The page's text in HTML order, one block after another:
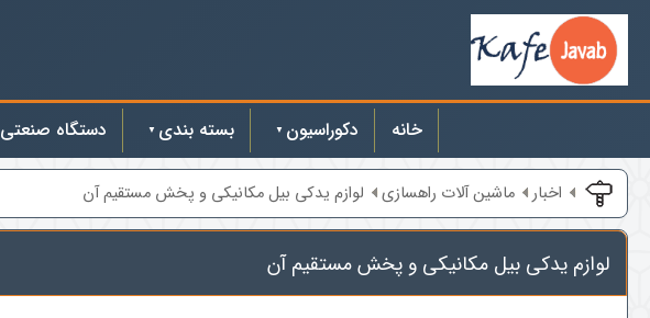
خانه دکوراسیون بسته بندی دستگاه صنعتی
اخبار ماشین آلات راهسازی لوازم یدکی بیل مکانیکی و پخش مستقیم آن
لوازم یدکی بیل مکانیکی و پخش مستقیم آن